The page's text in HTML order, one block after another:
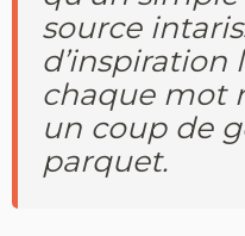
source
d’inspiration
chaque mot
un coup de
parquet.